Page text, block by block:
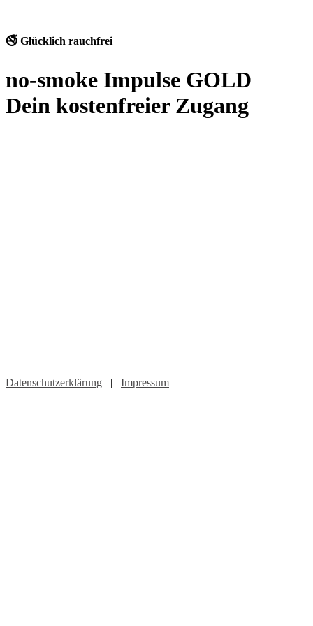
🚭 Glücklich rauchfrei
no-smoke Impulse GOLD
Dein kostenfreier Zugang
Datenschutzerklärung | Impressum